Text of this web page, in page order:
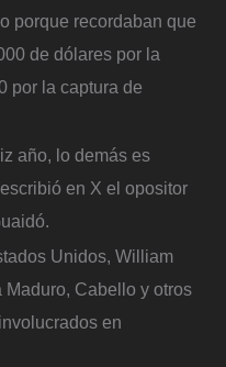
porque recordaban que
de dólares por la
por la captura de
año, lo demás es
en X el opositor
Unidos, William
Maduro, Cabello y otros
en